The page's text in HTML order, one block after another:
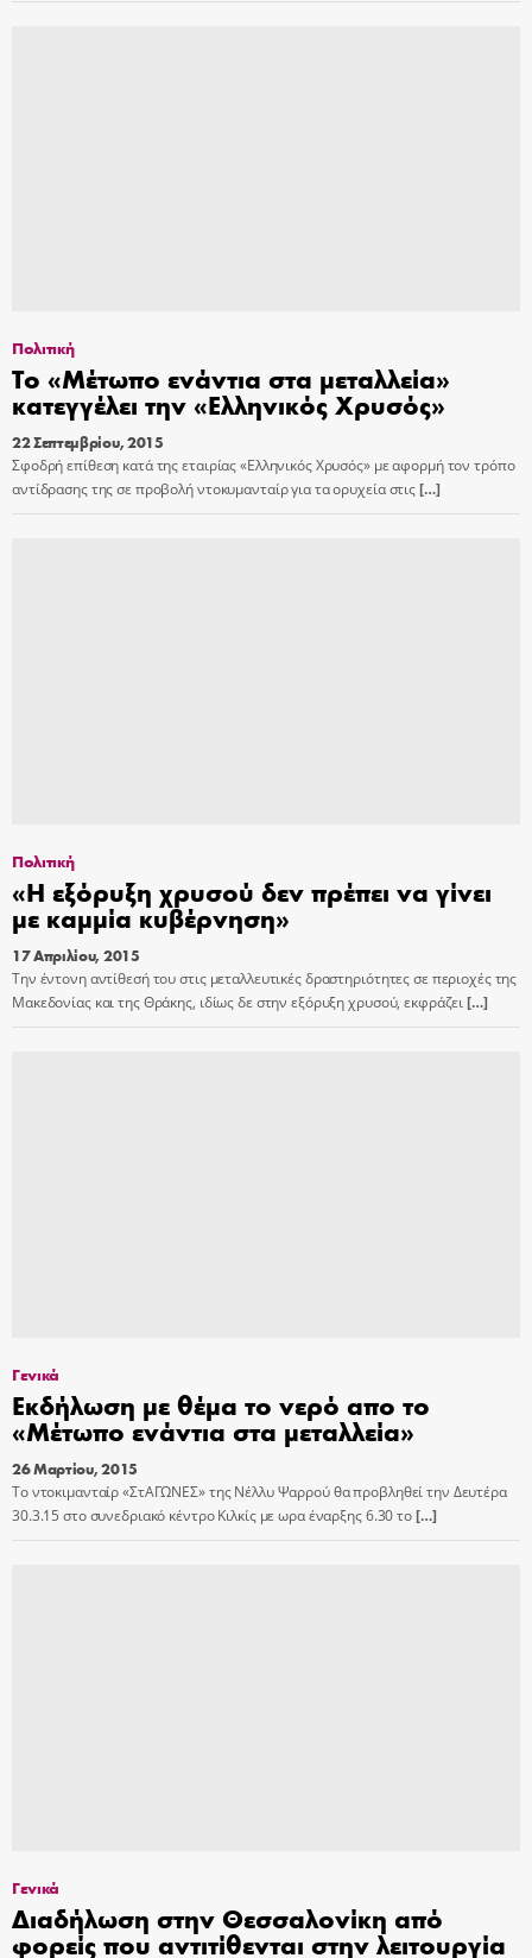
Πολιτική
Το «Μέτωπο ενάντια στα μεταλλεία»
κατεγγέλει την «Ελληνικός Χρυσός»
22 Σεπτεμβρίου, 2015
Σφοδρή επίθεση κατά της εταιρίας «Ελληνικός Χρυσός» με αφορμή τον τρόπο
αντίδρασης της σε προβολή ντοκυμανταίρ για τα ορυχεία στις[…]
Πολιτική
«Η εξόρυξη χρυσού δεν πρέπει να γίνει
με καμμία κυβέρνηση»
17 Απριλίου, 2015
Την έντονη αντίθεσή του στις μεταλλευτικές δραστηριότητες σε περιοχές της
Μακεδονίας και της Θράκης, ιδίως δε στην εξόρυξη χρυσού, εκφράζει[…]
Γενικά
Εκδήλωση με θέμα το νερό απο το
«Μέτωπο ενάντια στα μεταλλεία»
26 Μαρτίου, 2015
Το ντοκιμανταίρ «ΣτΑΓΩΝΕΣ» της Νέλλυ Ψαρρού θα προβληθεί την Δευτέρα
30.3.15 στο συνεδριακό κέντρο Κιλκίς με ωρα έναρξης 6.30 το[…]
Γενικά
Διαδήλωση στην Θεσσαλονίκη από
φορείς που αντιτίθενται στην λειτουργία